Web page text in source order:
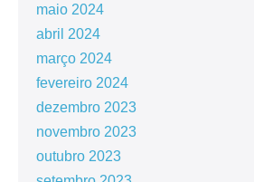
maio 2024
abril 2024
março 2024
fevereiro 2024
dezembro 2023
novembro 2023
outubro 2023